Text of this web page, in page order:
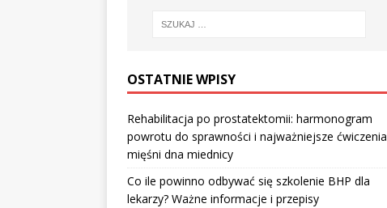
OSTATNIE WPISY
Rehabilitacja po prostatektomii: harmonogram
powrotu do sprawności i najważniejsze ćwiczenia
mięśni dna miednicy
Co ile powinno odbywać się szkolenie BHP dla
lekarzy? Ważne informacje i przepisy